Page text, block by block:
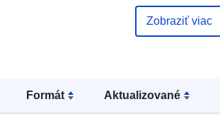
Formát Aktualizované
uriRef:
Zobraziť viac